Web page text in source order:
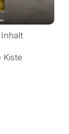
Kiste